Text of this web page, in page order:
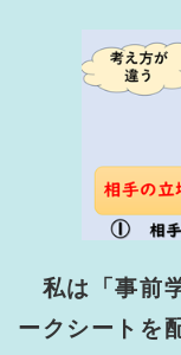
私は「事前
ークシートを